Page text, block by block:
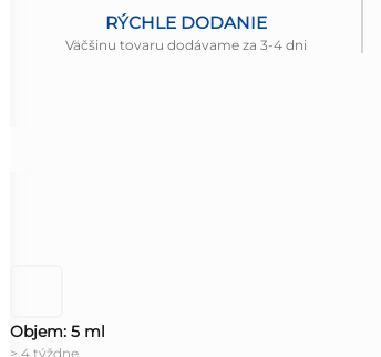
RÝCHLE DODANIE
Väčšinu tovaru dodávame za 3-4 dni
Objem: 5 ml
> 4 týždne